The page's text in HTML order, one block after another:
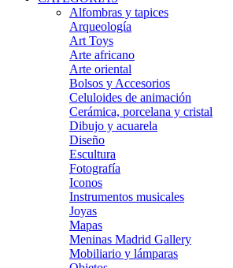
Alfombras y tapices
Arqueología
Art Toys
Arte africano
Arte oriental
Bolsos y Accesorios
Celuloides de animación
Cerámica, porcelana y cristal
Dibujo y acuarela
Diseño
Escultura
Fotografía
Iconos
Instrumentos musicales
Joyas
Mapas
Meninas Madrid Gallery
Mobiliario y lámparas